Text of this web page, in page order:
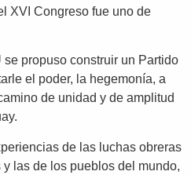
XVI Congreso fue uno de
propuso construir un Partido
el poder, la hegemonía, a
de unidad y de amplitud
de las luchas obreras
las de los pueblos del mundo,